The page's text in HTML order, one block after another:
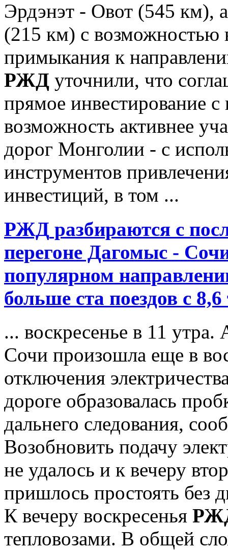
Эрдэнэт - Овот (545 км),
(215 км) с возможностью
примыкания к
РЖД уточнили, что
прямое инвестирование
возможность активнее
дорог Монголии - с
инструментов
инвестиций, в том ...
РЖД разбираются с
перегоне Дагомыс -
популярном
больше ста поездов с
... воскресенье в 11
Сочи произошла еще в
отключения
дороге образовалась
дальнего следования,
Возобновить подачу
не удалось и к вечеру
пришлось простоять без
К вечеру воскресенья
тепловозами. В общей